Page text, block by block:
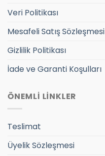
Veri Politikası
Mesafeli Satış Sözleşmesi
Gizlilik Politikası
İade ve Garanti Koşulları
ÖNEMLİ LİNKLER
Teslimat
Üyelik Sözleşmesi